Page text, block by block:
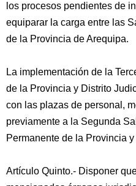
los procesos pendientes de
equiparar la carga entre las
de la Provincia de Arequipa.
La implementación de la
de la Provincia y Distrito
con las plazas de personal,
previamente a la Segunda
Permanente de la Provincia
Artículo Quinto.- Disponer